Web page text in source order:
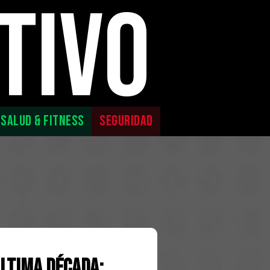
SALUD & FITNESS SEGURIDAD